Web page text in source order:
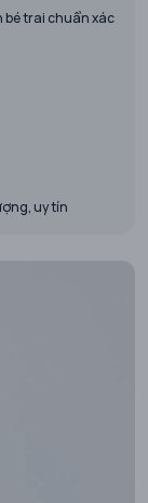
bé trai chuẩn xác
uy tín